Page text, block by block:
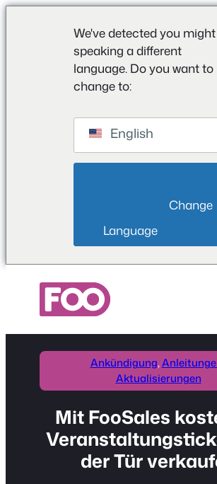
We've detected you
speaking a different
language. Do you want to
change to:
English
Language
springen
Ankündigung,
Aktualisierungen
Mit FooSales
der Tür